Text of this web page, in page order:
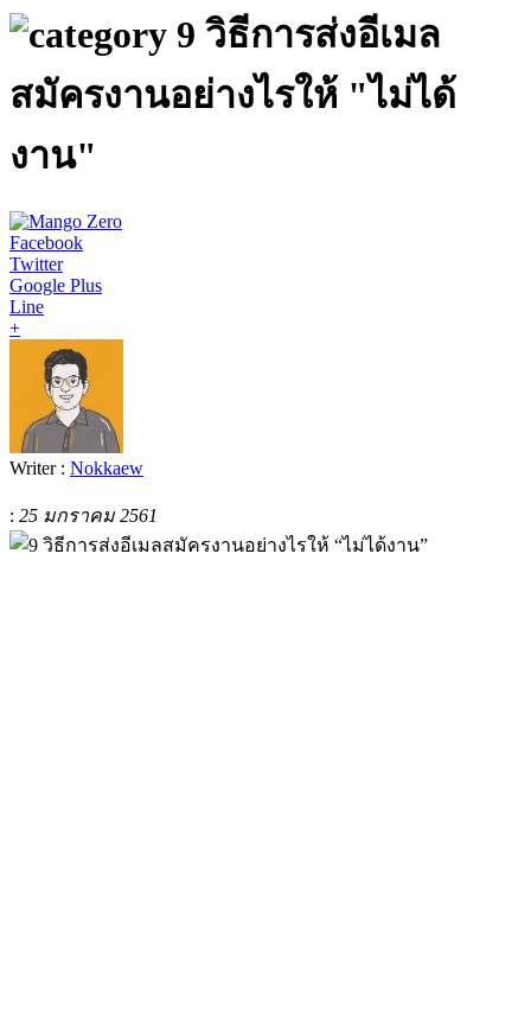
9 วิธีการส่งอีเมล
สมัครงานอย่างไรให้ "ไม่ได้
งาน"
Facebook
Twitter
Google Plus
Line
+
Writer : Nokkaew
: 25 มกราคม 2561